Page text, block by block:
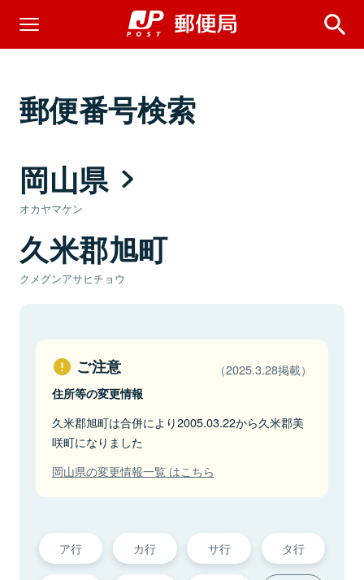
郵便番号検索
岡山県
オカヤマケン
久米郡旭町
クメグンアサヒチョウ
ご注意 （2025.3.28掲載）
住所等の変更情報
久米郡旭町は合併により2005.03.22から久米郡美
咲町になりました
岡山県の変更情報一覧 はこちら
ア行 カ行 サ行 タ行